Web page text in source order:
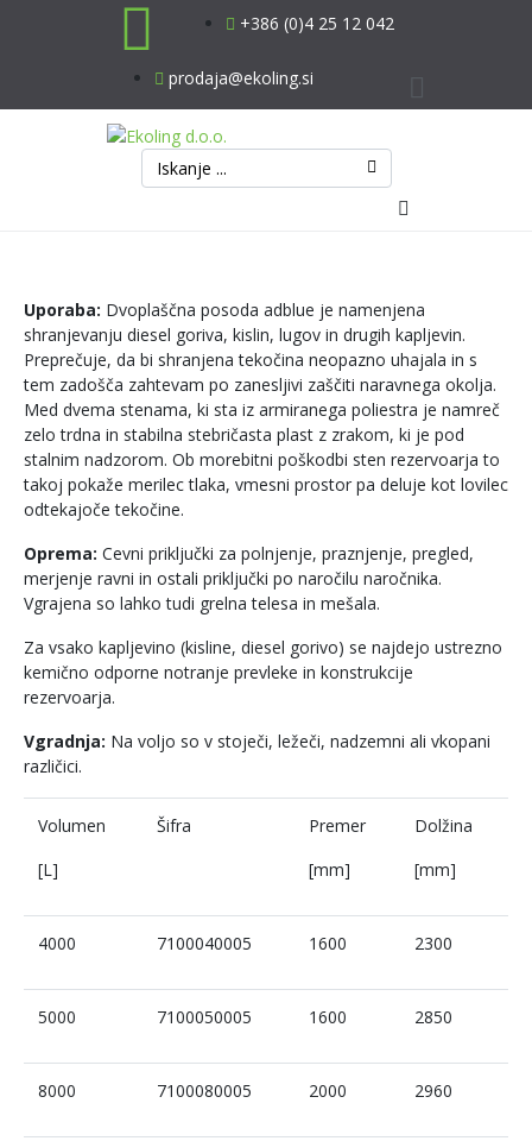
+386 (0)4 25 12 042
prodaja@ekoling.si
Padavinske
Industrijske
Vodovodni
Ostalo
Filtri
Uporaba: Dvoplaščna posoda adblue je namenjena
shranjevanju diesel goriva, kislin, lugov in drugih kapljevin.
Preprečuje, da bi shranjena tekočina neopazno uhajala in s
tem zadošča zahtevam po zanesljivi zaščiti naravnega okolja.
Med dvema stenama, ki sta iz armiranega poliestra je namreč
zelo trdna in stabilna stebričasta plast z zrakom, ki je pod
stalnim nadzorom. Ob morebitni poškodbi sten rezervoarja to
takoj pokaže merilec tlaka, vmesni prostor pa deluje kot lovilec
odtekajoče tekočine.
Oprema: Cevni priključki za polnjenje, praznjenje, pregled,
merjenje ravni in ostali priključki po naročilu naročnika.
Vgrajena so lahko tudi grelna telesa in mešala.
Za vsako kapljevino (kisline, diesel gorivo) se najdejo ustrezno
kemično odporne notranje prevleke in konstrukcije
rezervoarja.
Vgradnja: Na voljo so v stoječi, ležeči, nadzemni ali vkopani
različici.
Volumen
[L]
Šifra
Premer
[mm]
Dolžina
[mm]
4000 7100040005 1600 2300
5000 7100050005 1600 2850
8000 7100080005 2000 2960